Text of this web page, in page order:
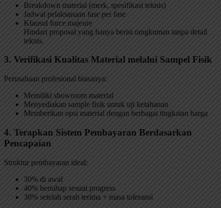
Breakdown material (merk, spesifikasi teknis)
Jadwal pelaksanaan fase per fase
Klausul force majeure
Hindari proposal yang hanya berisi rangkuman tanpa detail
teknis.
3. Verifikasi Kualitas Material melalui Sampel Fisik
Perusahaan profesional biasanya:
Memiliki showroom material
Menyediakan sample fisik untuk uji ketahanan
Memberikan opsi material dengan berbagai tingkatan harga
4. Terapkan Sistem Pembayaran Berdasarkan
Pencapaian
Struktur pembayaran ideal:
30% di awal
40% bertahap sesuai progress
30% setelah serah terima + masa toleransi